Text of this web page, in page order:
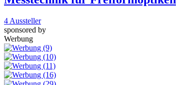
4 Aussteller
sponsored by
Werbung